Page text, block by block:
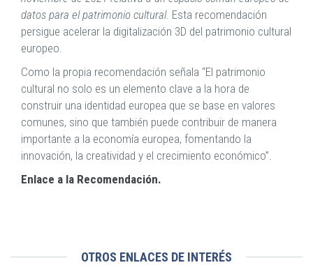
datos para el patrimonio cultural. Esta recomendación
persigue acelerar la digitalización 3D del patrimonio cultural
europeo.
Como la propia recomendación señala “El patrimonio
cultural no solo es un elemento clave a la hora de
construir una identidad europea que se base en valores
comunes, sino que también puede contribuir de manera
importante a la economía europea, fomentando la
innovación, la creatividad y el crecimiento económico”.
Enlace a la Recomendación.
OTROS ENLACES DE INTERÉS